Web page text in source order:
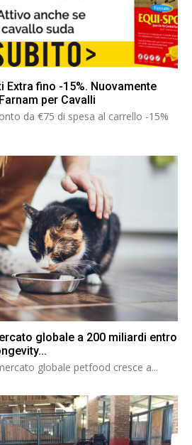
Extra fino -15%. Nuovamente
per Cavalli
da €75 di spesa al carrello -15%
globale a 200 miliardi entro
globale petfood cresce a...